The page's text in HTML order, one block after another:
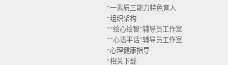
·一素质三能力特色育人
·组织架构
·“绘心绘智”辅导员工作室
·“心语平话”辅导员工作室
·心理健康指导
·相关下载